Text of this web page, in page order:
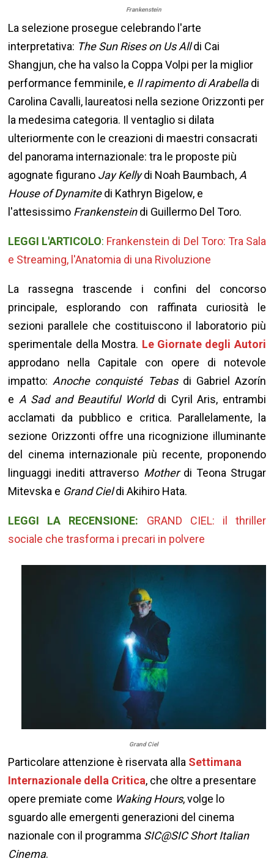
Frankenstein
La selezione prosegue celebrando l'arte
interpretativa: The Sun Rises on Us Alldi Cai
Shangjun, che ha valso la Coppa Volpi per la miglior
performance femminile, e Il rapimento di Arabelladi
Carolina Cavalli, laureatosi nella sezione Orizzonti per
la medesima categoria. Il ventaglio si dilata
ulteriormente con le creazioni di maestri consacrati
del panorama internazionale: tra le proposte più
agognate figurano Jay Kellydi Noah Baumbach,A
House of Dynamitedi Kathryn Bigelow, e
l'attesissimo Frankensteindi Guillermo Del Toro.
LEGGI L'ARTICOLO: Frankenstein di Del Toro: Tra Sala
e Streaming, l'Anatomia di una Rivoluzione
La rassegna trascende i confini del concorso
principale, esplorando con raffinata curiosità le
sezioni parallele che costituiscono il laboratorio più
sperimentale della Mostra. Le Giornate degli Autori
approdano nella Capitale con opere di notevole
impatto:Anoche conquisté Tebasdi Gabriel Azorín
e A Sad and Beautiful Worlddi Cyril Aris, entrambi
acclamati da pubblico e critica. Parallelamente, la
sezione Orizzonti offre una ricognizione illuminante
del cinema internazionale più recente, proponendo
linguaggi inediti attraverso Motherdi Teona Strugar
Mitevska e Grand Cieldi Akihiro Hata.
LEGGI LA RECENSIONE: GRAND CIEL: il thriller
sociale che trasforma i precari in polvere
Grand Ciel
Particolare attenzione è riservata alla Settimana
Internazionale della Critica, che oltre a presentare
opere premiate come Waking Hours, volge lo
sguardo alle emergenti generazioni del cinema
nazionale con il programma SIC@SIC Short Italian
Cinema.